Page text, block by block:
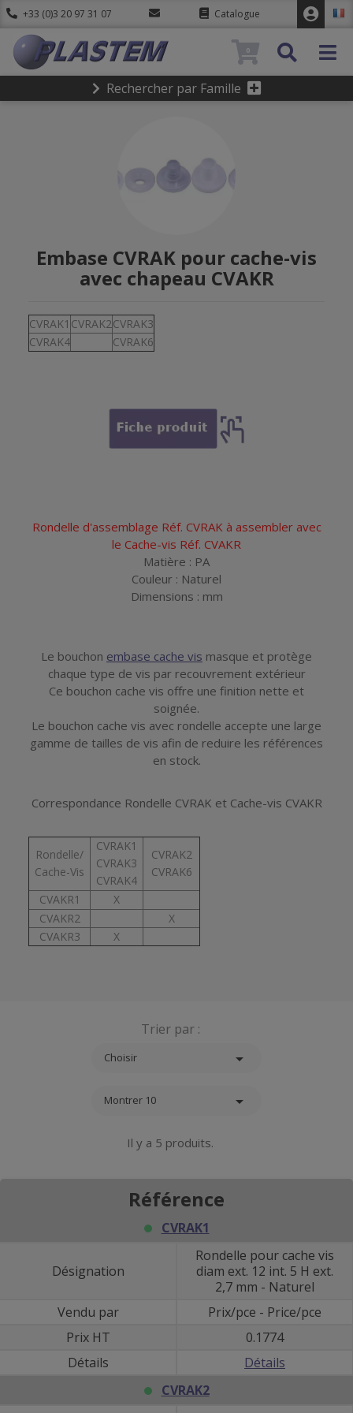
+33 (0)3 20 97 31 07 Catalogue
Rechercher par Famille
0
Embase CVRAK pour cache-vis
avec chapeau CVAKR
CVRAK1 CVRAK2CVRAK3
CVRAK4
CVRAK6
Rondelle d'assemblage Réf. CVRAK à assembler avec
le Cache-vis Réf. CVAKR
Matière : PA
Couleur : Naturel
Dimensions : mm
Le bouchon embase cache vis masque et protège
chaque type de vis par recouvrement extérieur
Ce bouchon cache vis offre une finition nette et
soignée.
Le bouchon cache vis avec rondelle accepte une large
gamme de tailles de vis afin de reduire les références
en stock.
Correspondance Rondelle CVRAK et Cache-vis CVAKR
Rondelle/
Cache-Vis
CVRAK1
CVRAK3
CVRAK4
CVRAK2
CVRAK6
CVAKR1
X
CVAKR2
X
CVAKR3
X
Trier par :
Choisir 
Montrer 10 
Il y a 5 produits.
Référence
CVRAK1
Désignation
Rondelle pour cache vis
diam ext. 12 int. 5 H ext.
2,7 mm - Naturel
Vendu par
Prix/pce - Price/pce
Prix HT
0.1774
Détails
Détails
CVRAK2